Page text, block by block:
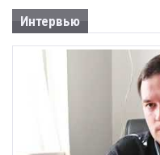
Интервью